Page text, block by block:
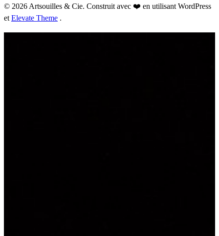
© 2026 Artsouilles & Cie. Construit avec ❤️ en utilisant WordPress
et Elevate Theme .